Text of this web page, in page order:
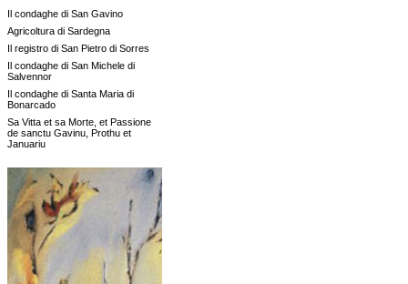
Il condaghe di San Gavino
Agricoltura di Sardegna
Il registro di San Pietro di Sorres
Il condaghe di San Michele di
Salvennor
Il condaghe di Santa Maria di
Bonarcado
Sa Vitta et sa Morte, et Passione
de sanctu Gavinu, Prothu et
Januariu